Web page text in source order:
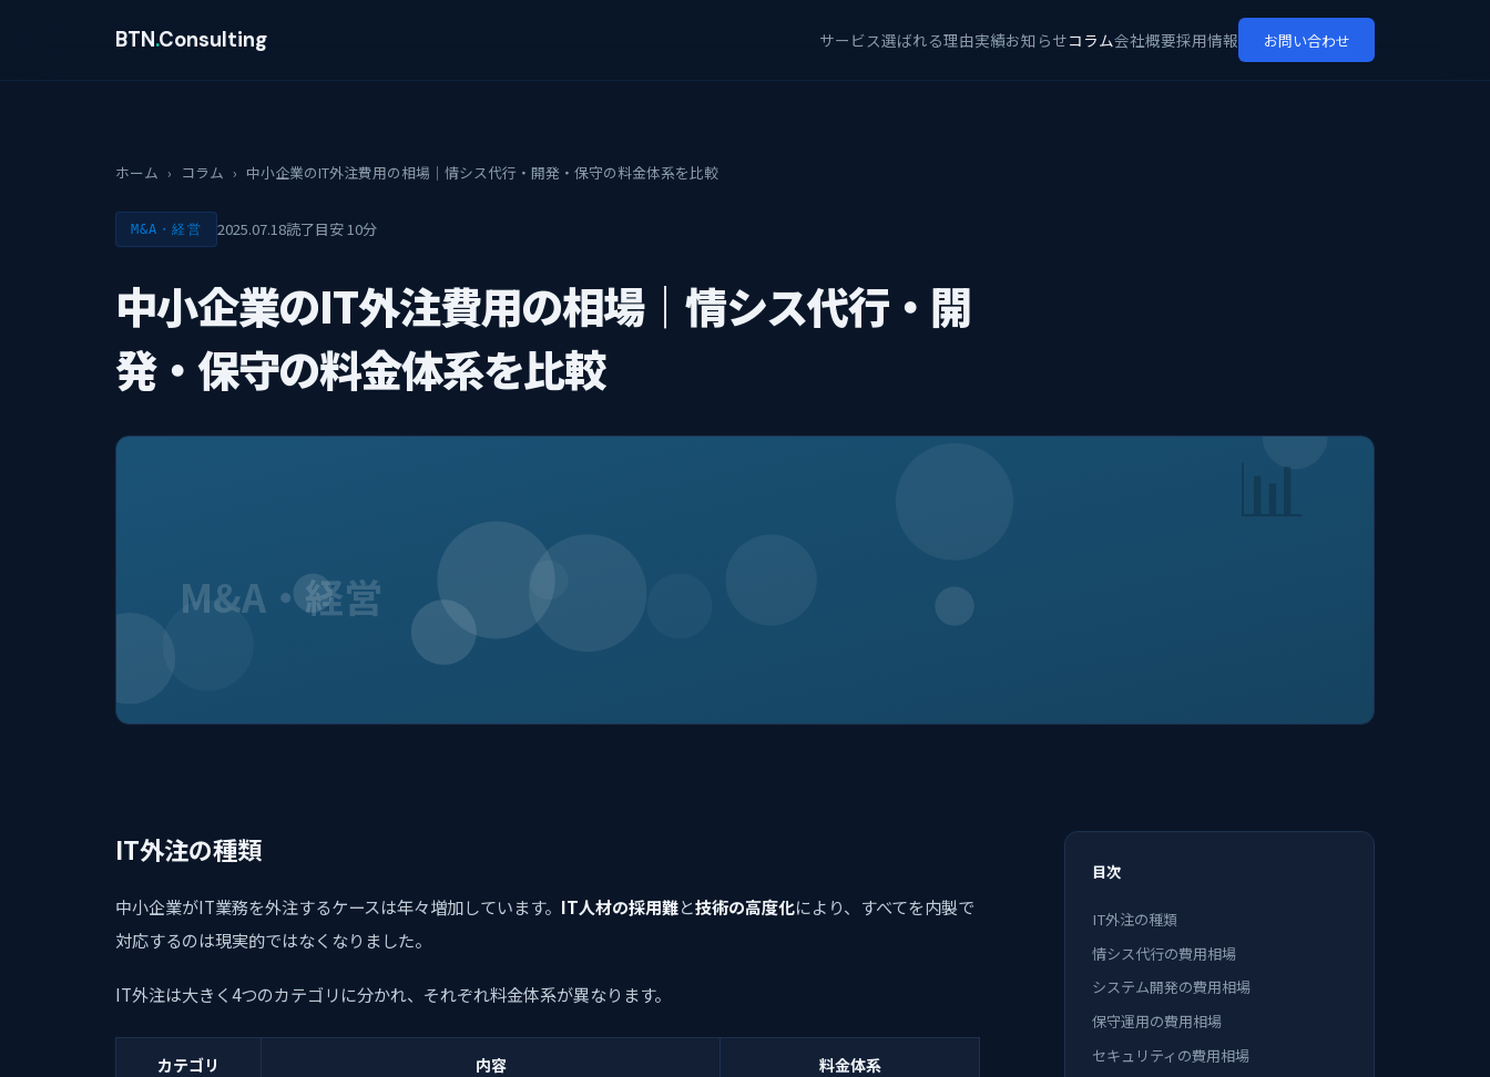
BTN.Consulting サービス選ばれる理由実績お知らせコラム会社概要採用情報 お問い合わせ
ホーム › コラム › 中小企業のIT外注費用の相場｜情シス代行・開発・保守の料金体系を比較
M&A・経営 2025.07.18読了目安 10分
中小企業のIT外注費用の相場｜情シス代行・開
発・保守の料金体系を比較
M&A・経営
📊
IT外注の種類
中小企業がIT業務を外注するケースは年々増加しています。 IT人材の採用難と技術の高度化により、すべてを内製で
対応するのは現実的ではなくなりました。
IT外注は大きく4つのカテゴリに分かれ、それぞれ料金体系が異なります。
カテゴリ 内容 料金体系
目次
IT外注の種類
情シス代行の費用相場
システム開発の費用相場
保守運用の費用相場
セキュリティの費用相場